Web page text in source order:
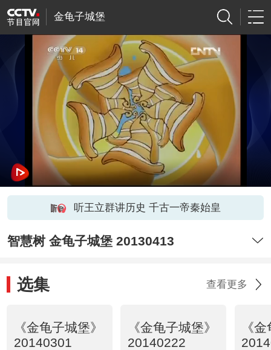
金龟子城堡
听王立群讲历史 千古一帝秦始皇
智慧树 金龟子城堡 20130413
选集 查看更多
《金龟子城堡》
20140301
《金龟子城堡》
20140222
《